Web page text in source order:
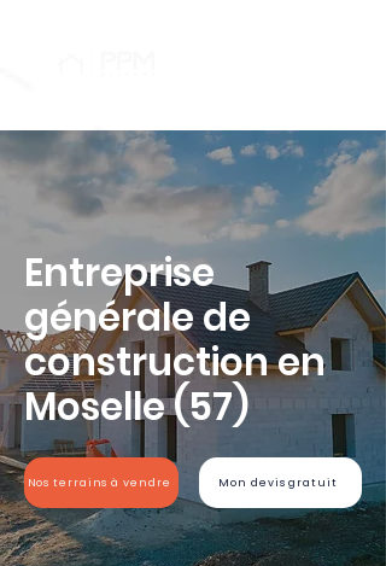
Entreprise
générale de
construction en
Moselle (57)
Nos terrains à vendre Mon devis gratuit